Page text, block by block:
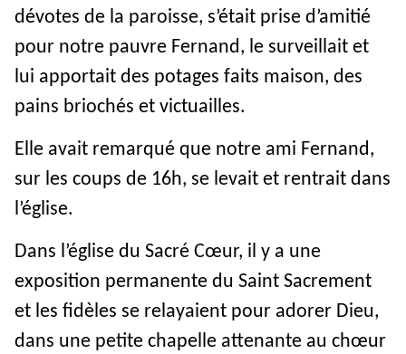
dévotes de la paroisse, s’était prise d’amitié
pour notre pauvre Fernand, le surveillait et
lui apportait des potages faits maison, des
pains briochés et victuailles.
Elle avait remarqué que notre ami Fernand,
sur les coups de 16h, se levait et rentrait dans
l’église.
Dans l’église du Sacré Cœur, il y a une
exposition permanente du Saint Sacrement
et les fidèles se relayaient pour adorer Dieu,
dans une petite chapelle attenante au chœur